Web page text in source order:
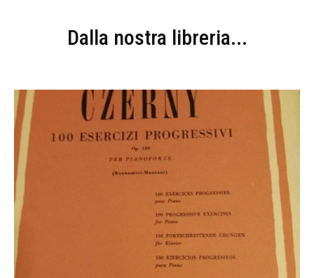
Dalla nostra libreria...